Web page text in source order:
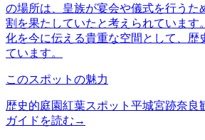
の場所は、皇族が宴会や儀式を行うた
割を果たしていたと考えられています
化を今に伝える貴重な空間として、歴
ています。
このスポットの魅力
歴史的庭園紅葉スポット 平城宮跡奈良
ガイドを読む →